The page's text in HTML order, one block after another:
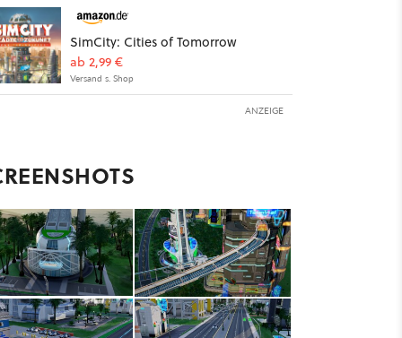
SimCity: Cities of Tomorrow
ab 2,99 €
Versand s. Shop
ANZEIGE